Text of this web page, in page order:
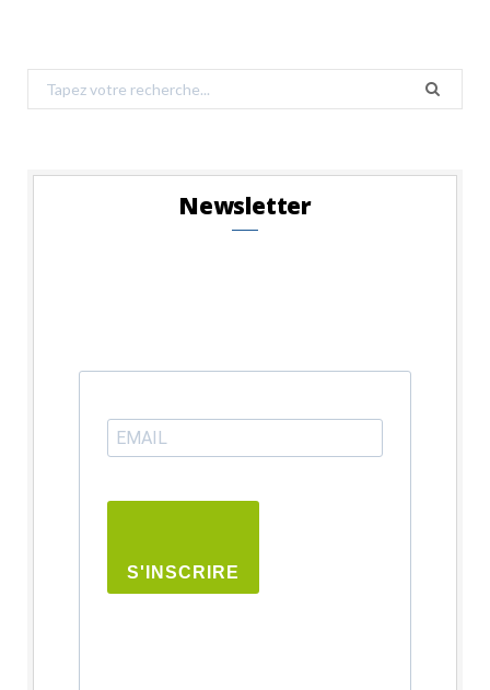
Search
for:
Newsletter
S'INSCRIRE